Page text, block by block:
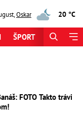
,Oskar 20 °C
ŠPORT
FOTO Takto trávi